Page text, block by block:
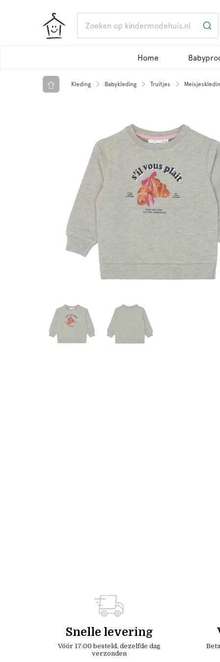
Home
Kleding Babykleding Truitjes
Snelle levering
Vóór 17:00 besteld, dezelfde dag
verzonden